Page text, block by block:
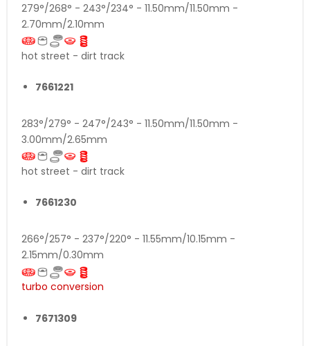
279°/268° - 243°/234° - 11.50mm/11.50mm -
2.70mm/2.10mm
hot street - dirt track
7661221
283°/279° - 247°/243° - 11.50mm/11.50mm -
3.00mm/2.65mm
hot street - dirt track
7661230
266°/257° - 237°/220° - 11.55mm/10.15mm -
2.15mm/0.30mm
turbo conversion
7671309